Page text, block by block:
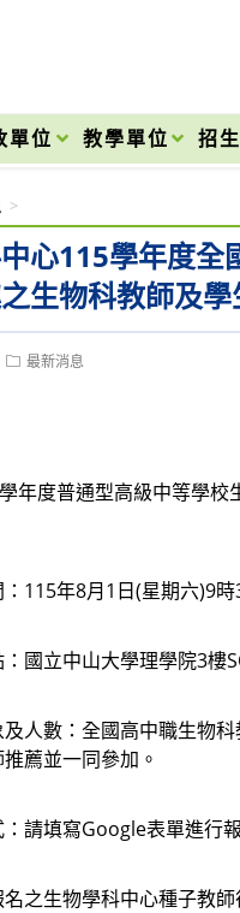
單位 教學單位 招
心115學年度全
生物科教師及
>
Post最新消息
年度普通型高級中等學
115年8月1日(星期六)9
國立中山大學理學院3樓
人數：全國高中職生物
薦並一同參加。
請填寫Google表單進行
之生物學科中心種子教